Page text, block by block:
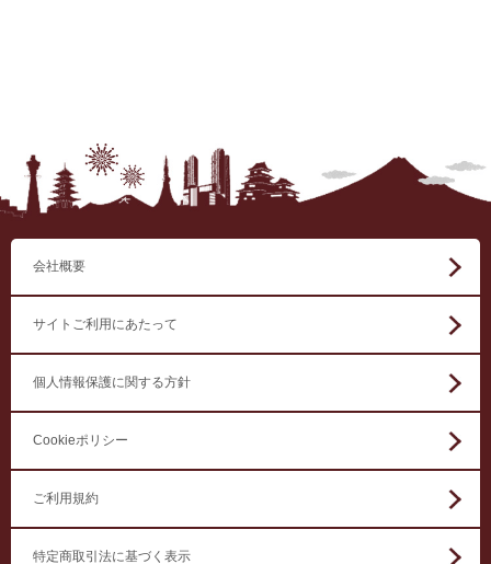
会社概要
サイトご利用にあたって
個人情報保護に関する方針
Cookieポリシー
ご利用規約
特定商取引法に基づく表示